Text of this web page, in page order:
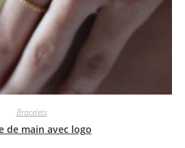
Bracelets
de main avec logo